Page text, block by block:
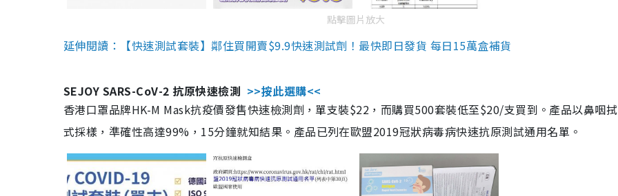
點擊圖片放大
延伸閱讀：【快速測試套裝】鄰住買開賣$9.9快速測試劑！最快即日發貨 每日15萬盒補貨
SEJOY SARS-CoV-2 抗原快速檢測 >>按此選購<<
香港口罩品牌HK-M Mask抗疫價發售快速檢測劑，單支裝$22，而購買500套裝低至$20/支買到。產品以鼻咽
式採樣，準確性高達99%，15分鐘就知結果。產品已列在歐盟2019冠狀病毒病快速抗原測試通用名單。